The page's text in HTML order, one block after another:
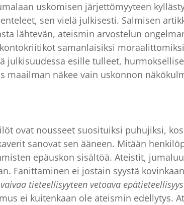
uskomisen järjettömyyteen
sen vielä julkisesti. Salmisen
lähtevän, ateismin arvostelun
samanlaisiksi
julkisuudessa esille tulleet,
maailman näkee vain uskonnon
ovat nousseet suosituiksi puhujiksi,
sanovat sen ääneen. Mitään
epäuskon sisältöä. Ateistit,
Fanittaminen ei jostain syystä
vaivaa tieteellisyyteen vetoava epätieteellisyys
ei kuitenkaan ole ateismin edellytys.